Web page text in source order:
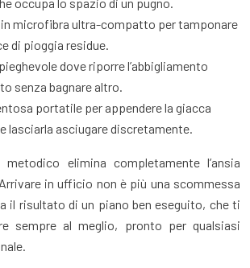
microfibra ultra-compatto per tamponare
di pioggia residue.
dove riporre l’abbigliamento
senza bagnare altro.
portatile per appendere la giacca
lasciarla asciugare discretamente.
elimina completamente l’ansia
in ufficio non è più una scommessa
il risultato di un piano ben eseguito, che ti
sempre al meglio, pronto per qualsiasi